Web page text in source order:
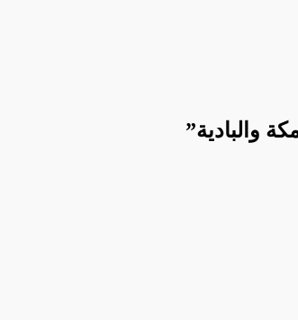
والبادية”